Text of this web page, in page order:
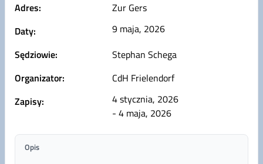
Adres:
Zur Gers
Daty:
9 maja, 2026
Sędziowie:
Stephan Schega
Organizator:
CdH Frielendorf
Zapisy:
4 stycznia, 2026
- 4 maja, 2026
Opis